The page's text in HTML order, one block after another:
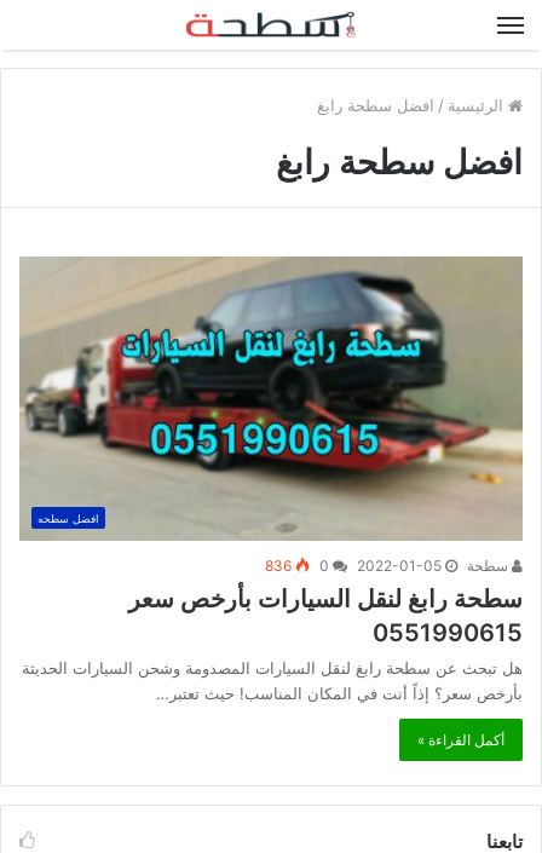
القائمة
الرئيسية / افضل سطحة رابغ
افضل سطحة رابغ
افضل سطحه
سطحة 2022-01-05
836
سطحة رابغ لنقل السيارات بأرخص سعر
0551990615
هل تبحث عن سطحة رابغ لنقل السيارات المصدومة وشحن السيارات الحديثة
بأرخص سعر؟ إذاً أنت في المكان المناسب! حيث تعتبر…
أكمل القراءة »
تابعنا